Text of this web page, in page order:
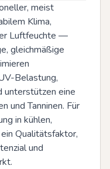
meist
Klima,
Luftfeuchte —
gleichmäßige
Belastung,
unterstützen eine
und Tanninen. Für
in kühlen,
Qualitätsfaktor,
und